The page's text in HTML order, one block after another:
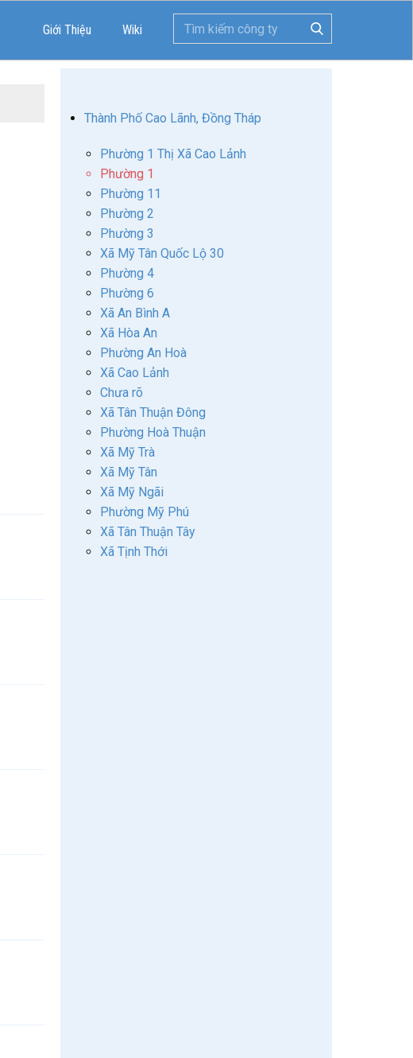
Giới Thiệu Wiki
Thành Phố Cao Lãnh, Đồng Tháp
Phường 1 Thị Xã Cao Lảnh
Phường 1
Phường 11
Phường 2
Phường 3
Xã Mỹ Tân Quốc Lộ 30
Phường 4
Phường 6
Xã An Bình A
Xã Hòa An
Phường An Hoà
Xã Cao Lảnh
Chưa rõ
Xã Tân Thuận Đông
Phường Hoà Thuận
Xã Mỹ Trà
Xã Mỹ Tân
Xã Mỹ Ngãi
Phường Mỹ Phú
Xã Tân Thuận Tây
Xã Tịnh Thới